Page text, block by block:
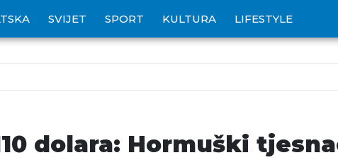
SVIJET SPORT KULTURA LIFESTYLE
dolara: Hormuški